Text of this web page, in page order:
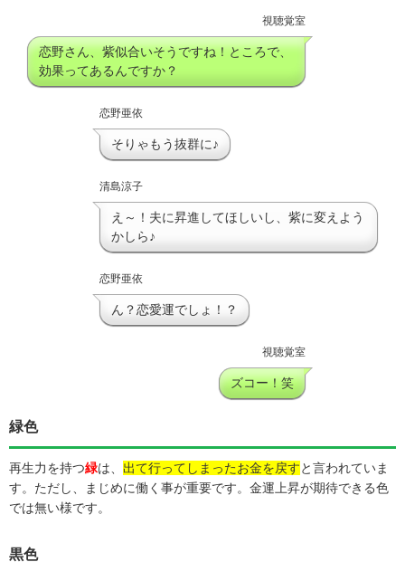
視聴覚室
恋野さん、紫似合いそうですね！ところで、
効果ってあるんですか？
恋野亜依
そりゃもう抜群に♪
清島涼子
え～！夫に昇進してほしいし、紫に変えよう
かしら♪
恋野亜依
ん？恋愛運でしょ！？
視聴覚室
ズコー！笑
緑色
再生力を持つ緑は、 出て行ってしまったお金を戻すと言われていま
す。ただし、まじめに働く事が重要です。金運上昇が期待できる色
では無い様です。
黒色